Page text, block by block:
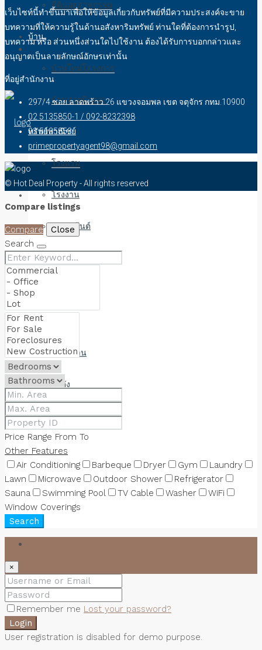
ที่ดินอุตสาหกรรม
บ้าน
บ้านใหม่โครงการ
บ้านสวยมือสอง
ทรัพย์พาณิชย์
โรงแรม
โรงงาน
อพาตเม้นต์
ทรัพย์ให้เช่า
สำนักงาน
โกดัง
ติดต่อเรา
เว็บไซท์นี้ทำขึ้นมาเพื่อให้ข้อมูลเกี่ยวกับทรัพย์ที่มีความประสงค์จะขาย
บทความที่ให้ความรู้ในด้านอสังหาริมทรัพย์ ท่านใดที่ต้องการนำรูป,
บทความ หรือ ส่วนหนึ่งส่วนใดไปใช้งาน ต้องได้รับการบอกกล่าวและ
อนุญาตเป็นลายลักษณ์อักษรเท่านั้น
ที่อยู่สำนักงาน
297/4 ซอย ลาดพร้าว 26 แขวงจอมพล เขต จตุจักร กทม.10900
02 5135850-1 / 092-8232398
02 5135853
primepropertyagent98@gmail.com
© Hot Deal Property - All rights reserved
Compare listings
Compare
Close
Search
Price Range From To
Other Features
Air Conditioning
Barbeque Dryer Gym
Laundry
Lawn
Microwave Outdoor Shower
Refrigerator
Sauna
Swimming Pool TV Cable Washer
WiFi
Window Coverings
Search
×
Remember me Lost your password?
Login
User registration is disabled for demo purpose.